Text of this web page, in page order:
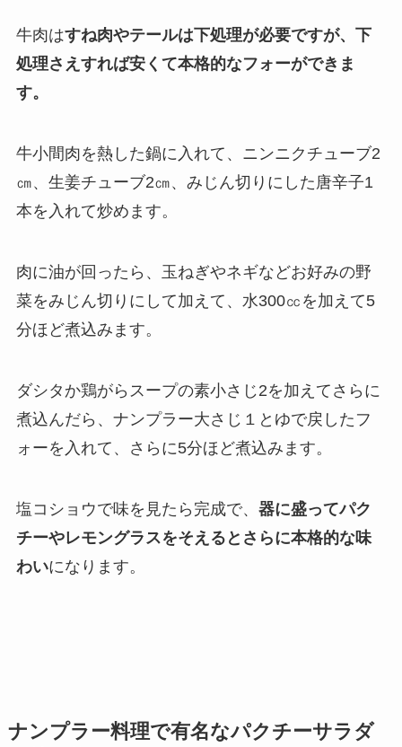
牛肉はすね肉やテールは下処理が必要ですが、下
処理さえすれば安くて本格的なフォーができま
す。
牛小間肉を熱した鍋に入れて、ニンニクチューブ2
㎝、生姜チューブ2㎝、みじん切りにした唐辛子1
本を入れて炒めます。
肉に油が回ったら、玉ねぎやネギなどお好みの野
菜をみじん切りにして加えて、水300㏄を加えて5
分ほど煮込みます。
ダシタか鶏がらスープの素小さじ2を加えてさらに
煮込んだら、ナンプラー大さじ１とゆで戻したフ
ォーを入れて、さらに5分ほど煮込みます。
塩コショウで味を見たら完成で、 器に盛ってパク
チーやレモングラスをそえるとさらに本格的な味
わいになります。
ナンプラー料理で有名なパクチーサラダ